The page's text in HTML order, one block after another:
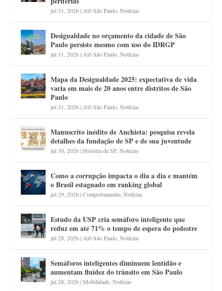
jul 31, 2026| Alô São Paulo ,Notícias
Desigualdade no orçamento da cidade de São
Paulo persiste mesmo com uso do IDRGP
jul 31, 2026| Alô São Paulo ,Notícias
Mapa da Desigualdade 2025: expectativa de vida
varia em mais de 20 anos entre distritos de São
Paulo
jul 31, 2026| Alô São Paulo ,Notícias
Manuscrito inédito de Anchieta: pesquisa revela
detalhes da fundação de SP e de sua juventude
jul 30, 2026|História de SP,Notícias
Como a corrupção impacta o dia a dia e mantém
o Brasil estagnado em ranking global
jul 29, 2026|Comportamento ,Notícias
Estudo da USP cria semáforo inteligente que
reduz em até 71% o tempo de espera do pedestre
jul 28, 2026| Alô São Paulo ,Notícias
Semáforos inteligentes diminuem lentidão e
aumentam fluidez do trânsito em São Paulo
jul 28, 2026|Mobilidade ,Notícias